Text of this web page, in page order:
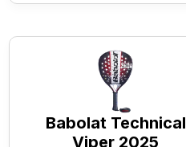
Babolat Technical
Viper 2025